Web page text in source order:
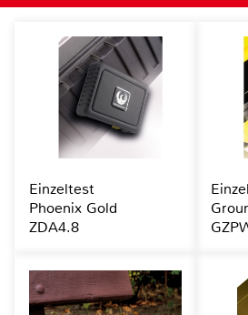
Einzeltest
Phoenix Gold
ZDA4.8